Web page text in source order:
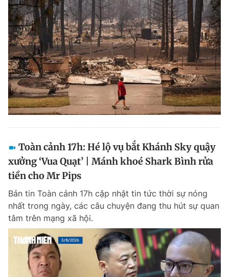
Tin thị trường Tin 360
Video Magazine
Sản phẩm khác
Tiện ích Bạn cần biết
Đọc Thanh Niên trên điện thoại
Theo dõi báo trên
Toàn cảnh 17h: Hé lộ vụ bắt Khánh Sky quậy
xưởng ‘Vua Quạt’ | Mánh khoé Shark Bình rửa
tiền cho Mr Pips
Bản tin Toàn cảnh 17h cập nhật tin tức thời sự nóng
nhất trong ngày, các câu chuyện đang thu hút sự quan
tâm trên mạng xã hội.